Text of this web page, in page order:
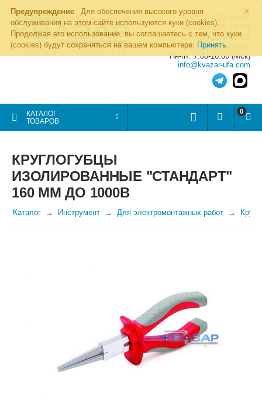
×
Предупреждение
Для обеспечения высокого уровня
обслуживания на этом сайте используются куки (cookies).
Продолжая его использование, вы соглашаетесь с тем, что куки
(cookies) будут сохраняться на вашем компьютере: Принять
8 (800) 700-19-50
8 (495) 255-77-08
8 (347) 225-00-52
8 (986) 963-95-80
Пн-пт: 7.00-16.00 (Мск)
info@kvazar-ufa.com
КАТАЛОГ
ТОВАРОВ
0
КРУГЛОГУБЦЫ
ИЗОЛИРОВАННЫЕ "СТАНДАРТ"
160 ММ ДО 1000В
Каталог Инструмент Для электромонтажных работ